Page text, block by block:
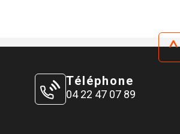
^
Téléphone
04 22 47 07 89